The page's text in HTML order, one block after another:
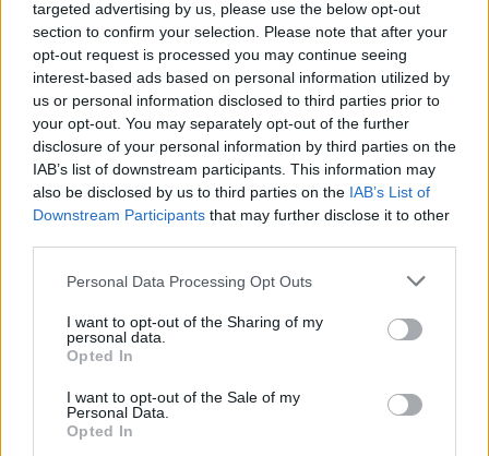
targeted advertising by us, please use the below opt-out
section to confirm your selection. Please note that after your
opt-out request is processed you may continue seeing
interest-based ads based on personal information utilized by
us or personal information disclosed to third parties prior to
your opt-out. You may separately opt-out of the further
disclosure of your personal information by third parties on the
IAB’s list of downstream participants. This information may
also be disclosed by us to third parties on the IAB’s List of
Downstream Participants that may further disclose it to other
Please note that this website/app uses one or more Google
not limited to your visit or usage behaviour. You may click to
grant or deny consent to Google and its third-party tags to
use your data for below specified purposes in below Google
consent section.
Personal Data Processing Opt Outs
I want to opt-out of the Sharing of my
personal data.
Opted In
I want to opt-out of the Sale of my
Personal Data.
Opted In
Gilet da lavoro Rossini Softshell Preston Blu/Nero
29,90 €
Gilet da lavoro Rossini Softshell Preston Blu/Nero
( 0 recensioni )
Categorie
Abrasivi